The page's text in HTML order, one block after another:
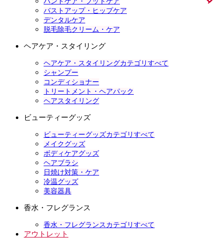
バストアップ・ヒップケア
デンタルケア
脱毛除毛クリーム・ケア
ヘアケア・スタイリング
ヘアケア・スタイリングカテゴリすべて
シャンプー
コンディショナー
トリートメント・ヘアパック
ヘアスタイリング
ビューティーグッズ
ビューティーグッズカテゴリすべて
メイクグッズ
ボディケアグッズ
ヘアブラシ
日焼け対策・ケア
冷温グッズ
美容器具
香水・フレグランス
香水・フレグランスカテゴリすべて
アウトレット